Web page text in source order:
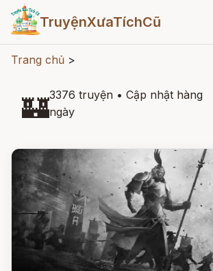
TruyệnXưaTíchCũ
Trang chủ >
🏰3376 truyện • Cập nhật hàng
ngày